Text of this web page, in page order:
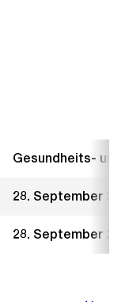
Gesundheits-
28. September
28. September